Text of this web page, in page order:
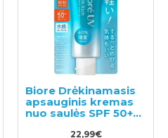
Biore Drėkinamasis
apsauginis kremas
nuo saulės SPF 50+
22,99€